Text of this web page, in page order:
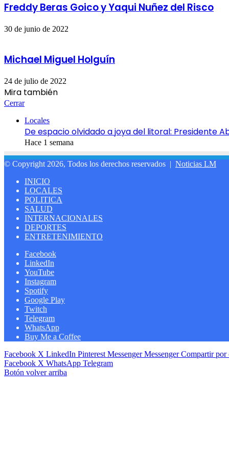
Freddy Beras Goico y Yaqui Nuñez del Risco
30 de junio de 2022
Michael Miguel Holguín
24 de julio de 2022
Mira también
Cerrar
Locales
De espacio olvidado a joya del litoral: Presidente
Hace 1 semana
© Copyright 2026, Todos los derechos reservados | Noticias LM
INICIO
LOCALES
POLITICA
SALUD
INTERNACIONALES
DEPORTES
ENTRETENIMIENTO
Facebook
LinkedIn
YouTube
Instagram
Spotify
Google Play
Twitch
Telegram
WhatsApp
Buy Me a Coffee
Facebook X LinkedIn Pinterest Messenger Messenger Compartir por
Facebook X WhatsApp Telegram
Botón volver arriba